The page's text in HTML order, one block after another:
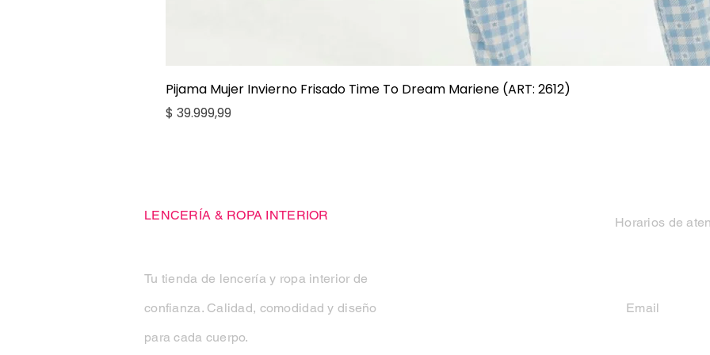
Vista rápida
Pijama Mujer Invierno Frisado Time To Dream Mariene (ART: 2612)
Precio
$ 39.999,99
LENCERÍA & ROPA INTERIOR
Tu tienda de lencería y ropa interior de
confianza. Calidad, comodidad y diseño
para cada cuerpo.
Horarios de
Email